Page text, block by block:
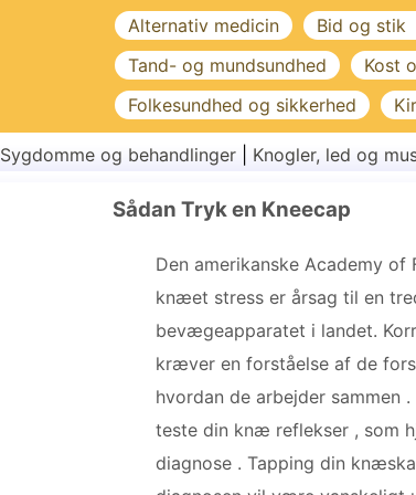
Alternativ medicin Bid og stik
Tand- og mundsundhed
Kost
Folkesundhed og sikkerhed
Sygdomme og behandlinger Knogler, led og
Sådan Tryk en Kneecap
Den amerikanske Academy of
knæet stress er årsag til en
bevægeapparatet i landet.
kræver en forståelse af de
hvordan de arbejder
teste din knæ reflekser , som
diagnose . Tapping din